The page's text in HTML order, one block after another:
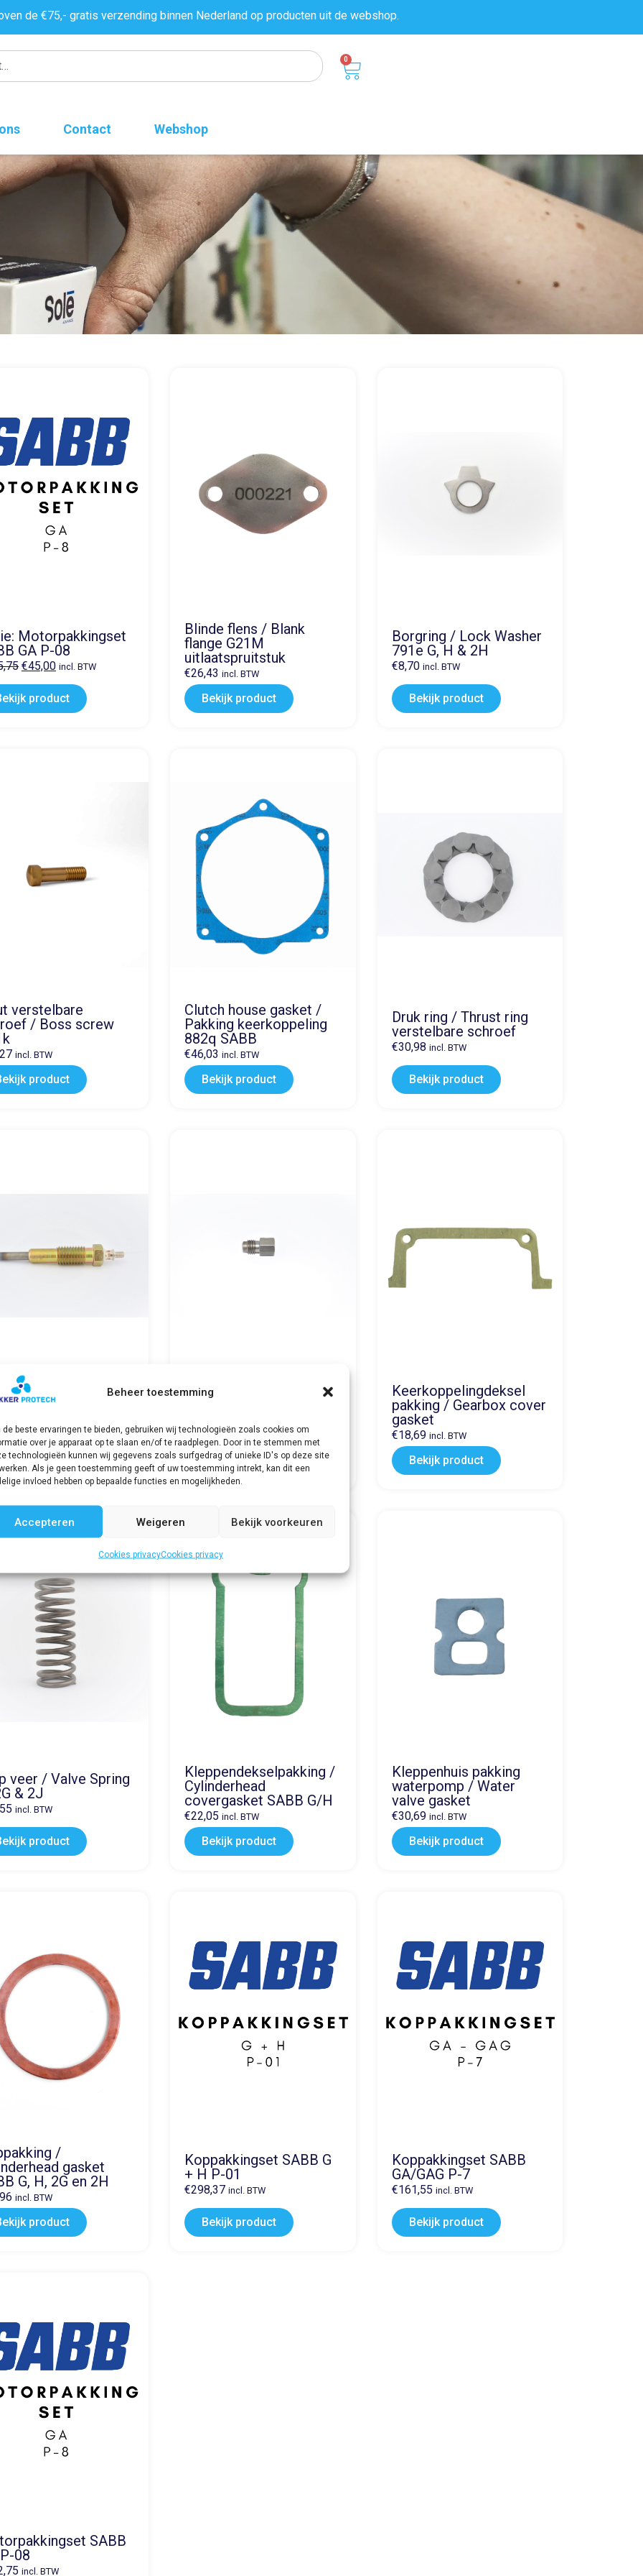
Beheer toestemming
de beste ervaringen te bieden, gebruiken wij technologieën zoals cookies om
over je apparaat op te slaan en/of te raadplegen. Door in te stemmen met
technologieën kunnen wij gegevens zoals surfgedrag of unieke ID's op deze site
Als je geen toestemming geeft of uw toestemming intrekt, kan dit een
invloed hebben op bepaalde functies en mogelijkheden.
Accepteren Weigeren Bekijk voorkeuren
Cookies privacyCookies privacy
de €75,- gratis verzending binnen Nederland op producten uit de webshop.
0
Contact Webshop
Motorpakkingset
GA P-08
€45,00 incl. BTW
product
Blinde flens / Blank
flange G21M
uitlaatspruitstuk
€26,43 incl. BTW
Bekijk product
Borgring / Lock Washer
791e G, H & 2H
€8,70 incl. BTW
Bekijk product
verstelbare
/ Boss screw
incl. BTW
product
Clutch house gasket /
Pakking keerkoppeling
882q SABB
€46,03 incl. BTW
Bekijk product
Druk ring / Thrust ring
verstelbare schroef
€30,98 incl. BTW
Bekijk product
/ Glowplug G,
incl. BTW
product
Gloeistift houder / Glow
€80,17 incl. BTW
Bekijk product
Keerkoppelingdeksel
pakking / Gearbox cover
gasket
€18,69 incl. BTW
Bekijk product
veer / Valve Spring
& 2J
incl. BTW
product
Kleppendekselpakking /
Cylinderhead
covergasket SABB G/H
€22,05 incl. BTW
Bekijk product
Kleppenhuis pakking
waterpomp / Water
valve gasket
€30,69 incl. BTW
Bekijk product
/
gasket
G, H, 2G en 2H
incl. BTW
product
Koppakkingset SABB G
+ H P-01
€298,37 incl. BTW
Bekijk product
Koppakkingset SABB
GA/GAG P-7
€161,55 incl. BTW
Bekijk product
SABB
08
incl. BTW